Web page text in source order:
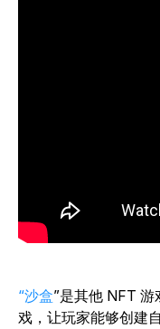
“沙盒”是其他 NFT
戏，让玩家能够创建